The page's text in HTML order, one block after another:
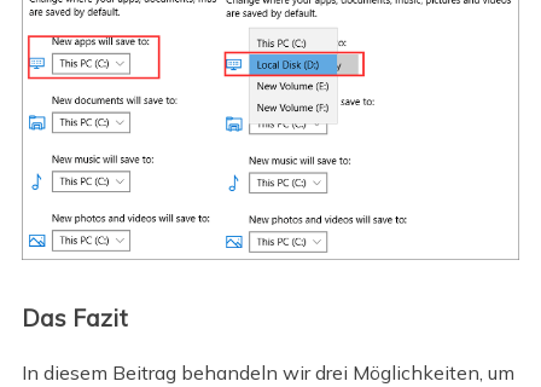
Das Fazit
In diesem Beitrag behandeln wir drei Möglichkeiten, um